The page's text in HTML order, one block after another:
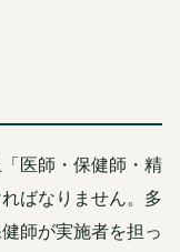
医師・保健師・精
ばなりません。多
師が実施者を担っ